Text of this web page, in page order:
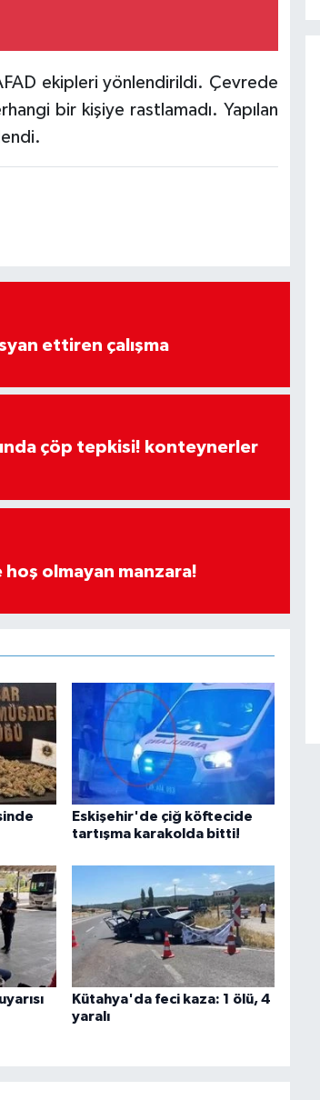
ekipleri yönlendirildi. Çevrede
bir kişiye rastlamadı. Yapılan
ettiren çalışma
çöp tepkisi! konteynerler
olmayan manzara!
Eskişehir'de çiğ köftecide
tartışma karakolda bitti!
Kütahya'da feci kaza: 1 ölü, 4
yaralı